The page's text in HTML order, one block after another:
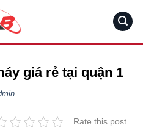
giá rẻ tại quận 1
Rate this post